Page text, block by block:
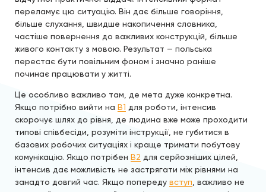
переламує цю ситуацію. Він дає більше говоріння,
більше слухання, швидше накопичення словника,
частіше повернення до важливих конструкцій, більше
живого контакту з мовою. Результат — польська
перестає бути повільним фоном і значно раніше
починає працювати у житті.
Це особливо важливо там, де мета дуже конкретна.
Якщо потрібно вийти на B1 для роботи, інтенсив
скорочує шлях до рівня, де людина вже може проходити
типові співбесіди, розуміти інструкції, не губитися в
базових робочих ситуаціях і краще тримати побутову
комунікацію. Якщо потрібен B2 для серйозніших цілей,
інтенсив дає можливість не застрягати між рівнями на
занадто довгий час. Якщо попереду вступ , важливо не